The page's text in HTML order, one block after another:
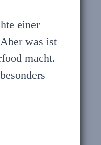
einer
was ist
macht.